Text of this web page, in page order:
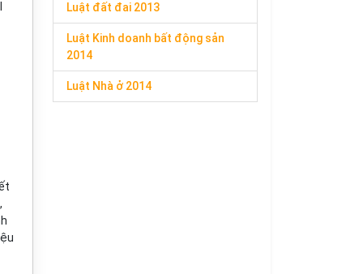
Luật đất đai 2013
Luật Kinh doanh bất động sản
2014
Luật Nhà ở 2014